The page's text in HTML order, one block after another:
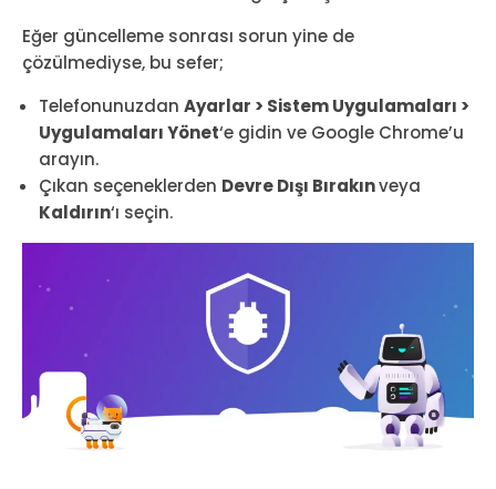
Eğer güncelleme sonrası sorun yine de
çözülmediyse, bu sefer;
Telefonunuzdan Ayarlar > Sistem Uygulamaları >
Uygulamaları Yönet‘e gidin ve Google Chrome’u
arayın.
Çıkan seçeneklerden Devre Dışı Bırakınveya
Kaldırın‘ı seçin.